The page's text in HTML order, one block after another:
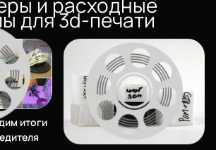
для 3d-печати
итоги
печатников